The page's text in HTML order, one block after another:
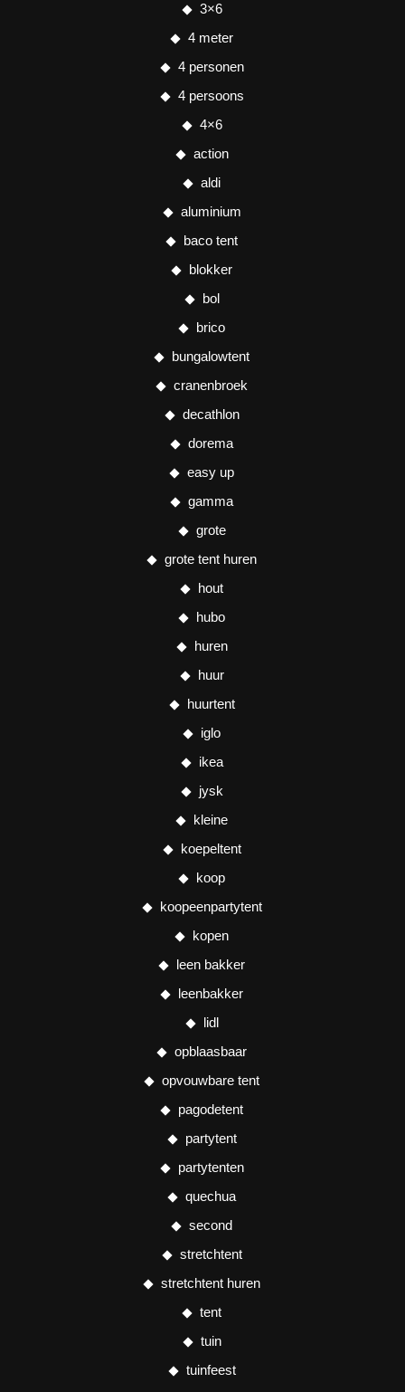
3×6
4 meter
4 personen
4 persoons
4×6
action
aldi
aluminium
baco tent
blokker
bol
brico
bungalowtent
cranenbroek
decathlon
dorema
easy up
gamma
grote
grote tent huren
hout
hubo
huren
huur
huurtent
iglo
ikea
jysk
kleine
koepeltent
koop
koopeenpartytent
kopen
leen bakker
leenbakker
lidl
opblaasbaar
opvouwbare tent
pagodetent
partytent
partytenten
quechua
second
stretchtent
stretchtent huren
tent
tuin
tuinfeest